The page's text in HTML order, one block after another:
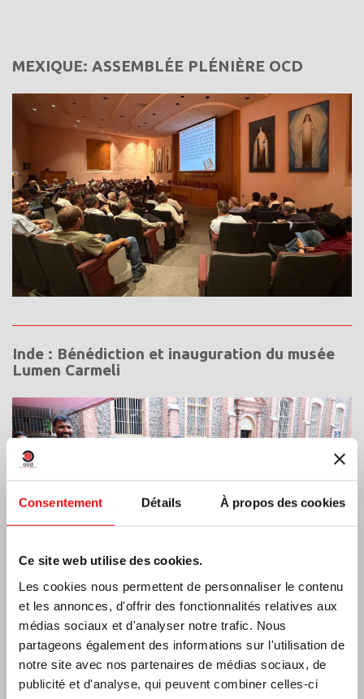
Consentement Détails À propos des cookies
Ce site web utilise des cookies.
Les cookies nous permettent de personnaliser le contenu
et les annonces, d'offrir des fonctionnalités relatives aux
médias sociaux et d'analyser notre trafic. Nous
partageons également des informations sur l'utilisation de
notre site avec nos partenaires de médias sociaux, de
publicité et d'analyse, qui peuvent combiner celles-ci
MEXIQUE: ASSEMBLÉE PLÉNIÈRE OCD
Inde : Bénédiction et inauguration du musée
Lumen Carmeli
Côte d’Ivoire: Double Jubilé d’Argent